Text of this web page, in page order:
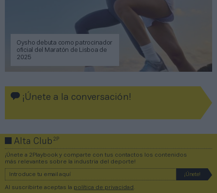
Oysho debuta como patrocinador
oficial del Maratón de Lisboa de
2025
¡Únete a la conversación!
Alta Club2P
¡Únete a 2Playbook y comparte con tus contactos los contenidos
más relevantes sobre la industria del deporte!
Al suscribirte aceptas la política de privacidad